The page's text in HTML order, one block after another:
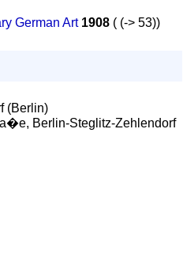
German Art 1908 ( (-> 53))
(Berlin)
Berlin-Steglitz-Zehlendorf